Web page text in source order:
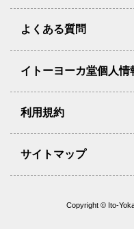
よくある質問
イトーヨーカ堂個人情
利用規約
サイトマップ
Copyright © Ito-